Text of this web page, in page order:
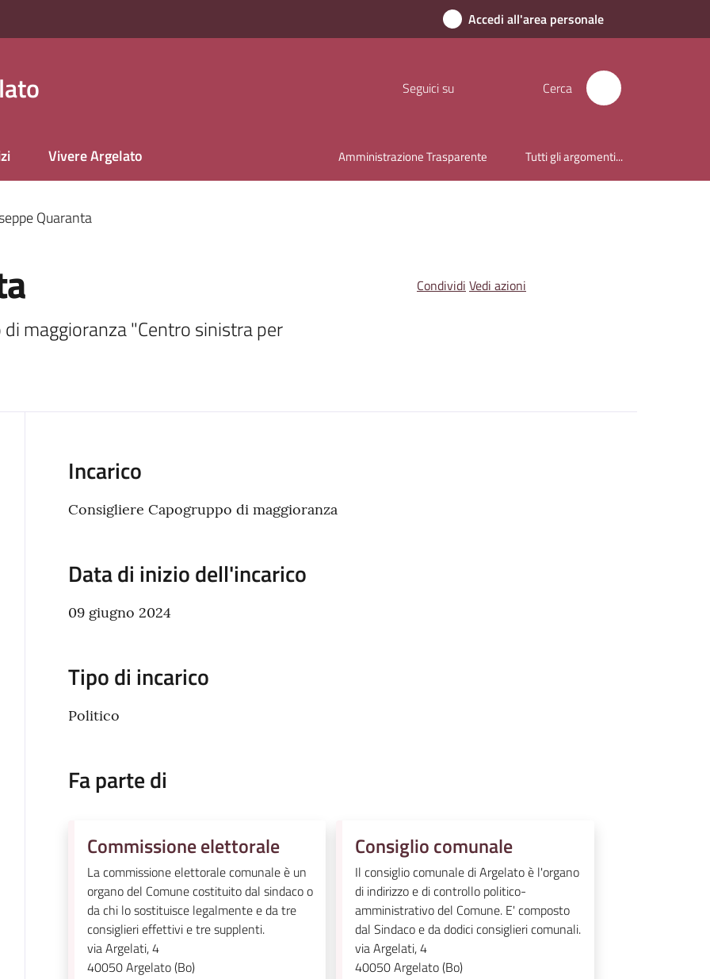
Accedi all'area personale
Seguici su Cerca
Vivere Argelato Amministrazione Trasparente Tutti gli argomenti...
Quaranta
maggioranza "Centro sinistra per
Condividi Vedi azioni
Incarico
Consigliere Capogruppo di maggioranza
Data di inizio dell'incarico
09 giugno 2024
Tipo di incarico
Politico
Fa parte di
Commissione elettorale
La commissione elettorale comunale è un
organo del Comune costituito dal sindaco o
da chi lo sostituisce legalmente e da tre
consiglieri effettivi e tre supplenti.
via Argelati, 4
40050Argelato (Bo)
Consiglio comunale
Il consiglio comunale di Argelato è l'organo
di indirizzo e di controllo politico-
amministrativo del Comune. E' composto
dal Sindaco e da dodici consiglieri comunali.
via Argelati, 4
40050Argelato (Bo)